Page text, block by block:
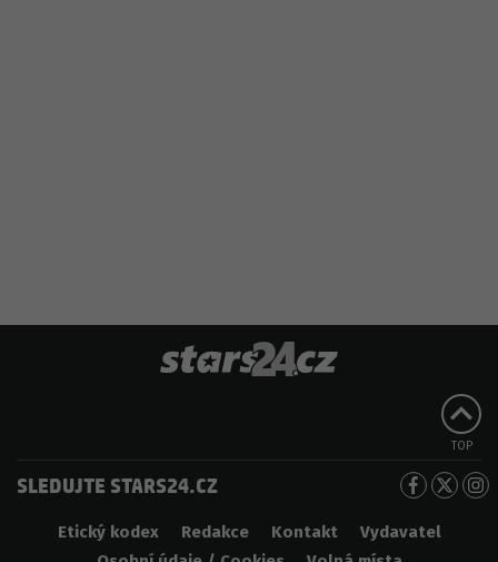
TOP
SLEDUJTE STARS24.CZ
Etický kodex Redakce Kontakt
Vydavatel